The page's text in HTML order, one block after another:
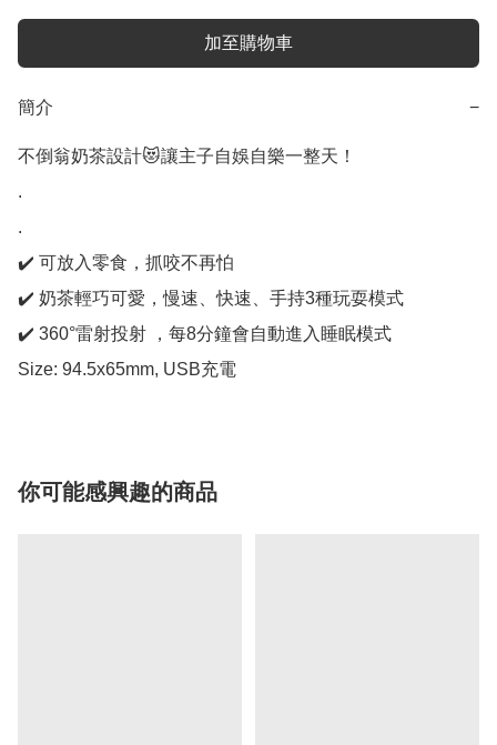
加至購物車
簡介 −
不倒翁奶茶設計😻讓主子自娛自樂一整天！
.
.
✔️ 可放入零食，抓咬不再怕
✔️ 奶茶輕巧可愛，慢速、快速、手持3種玩耍模式
✔️ 360°雷射投射 ，每8分鐘會自動進入睡眠模式
Size: 94.5x65mm, USB充電
你可能感興趣的商品